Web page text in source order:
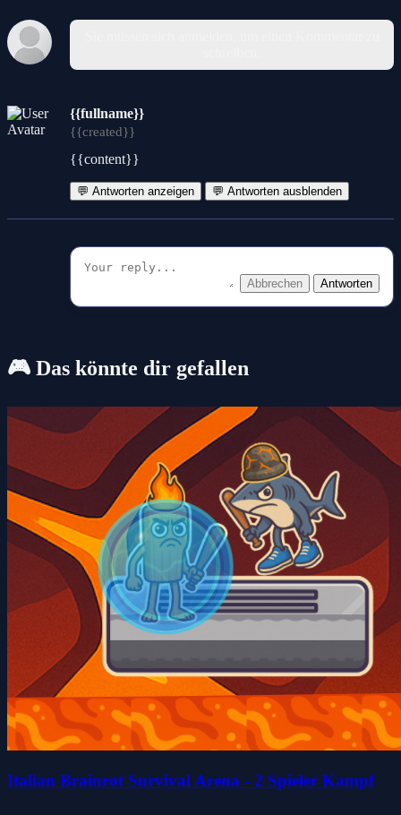
{{fullname}}
{{created}}
{{content}}
💬 Antworten anzeigen 💬 Antworten ausblenden
Abbrechen Antworten
🎮 Das könnte dir gefallen
Italian Brainrot Survival Arena - 2 Spieler Kampf